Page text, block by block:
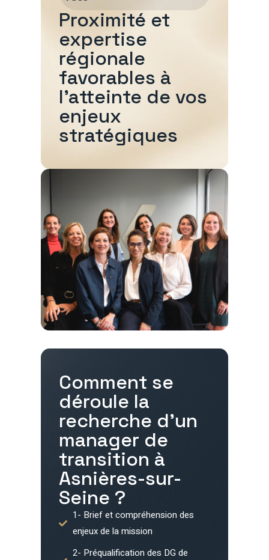
Comment se
déroule la
recherche d'un
manager de
transition à
Asnières-sur-
Seine ?
1- Brief et compréhension des
enjeux de la mission
2- Préqualification des DG de
Proximité et
expertise
régionale
favorables à
l'atteinte de vos
enjeux
stratégiques